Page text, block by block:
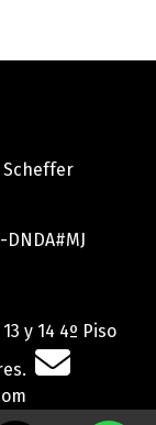
Scheffer
DNDA#MJ
y 14 4º Piso